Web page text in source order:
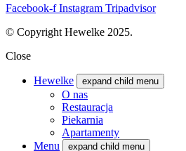
Facebook-f Instagram Tripadvisor
© Copyright Hewelke 2025.
Close
Hewelke expand child menu
O nas
Restauracja
Piekarnia
Apartamenty
Menu
expand child menu